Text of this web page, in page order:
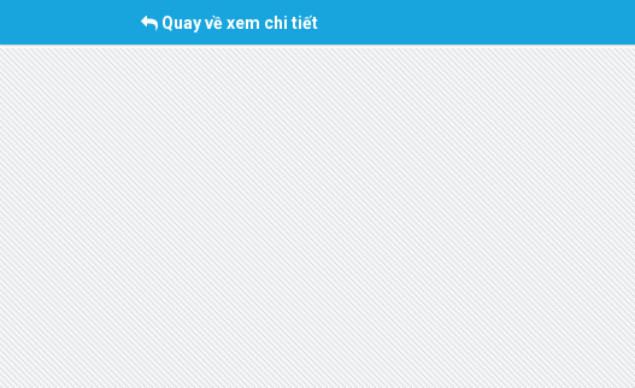
Quay về xem chi tiết